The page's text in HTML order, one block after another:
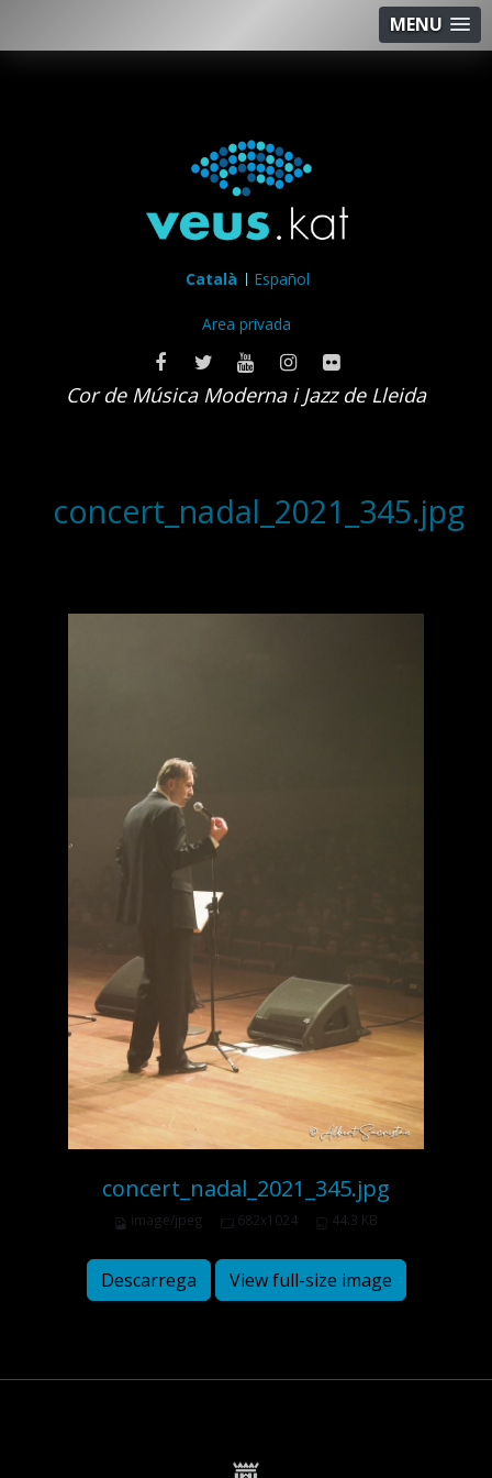
MENU
Català Español
Area privada
Cor de Música Moderna i Jazz de Lleida
concert_nadal_2021_345.jpg
concert_nadal_2021_345.jpg
image/jpeg 682x1024 44.3 KB
Descarrega View full-size image